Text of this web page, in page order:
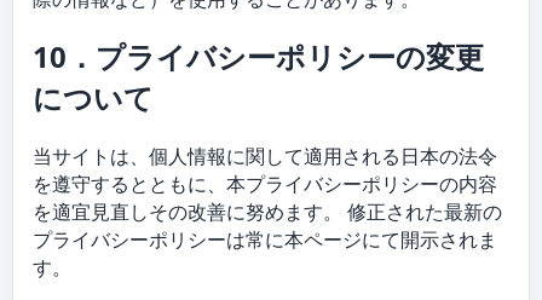
10．プライバシーポリシーの変更
について
当サイトは、個人情報に関して適用される日本の法令
を遵守するとともに、本プライバシーポリシーの内容
を適宜見直しその改善に努めます。 修正された最新の
プライバシーポリシーは常に本ページにて開示されま
す。